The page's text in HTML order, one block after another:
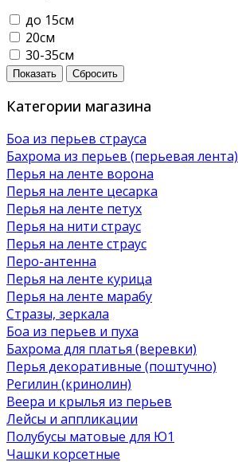
до 15см
20см
30-35см
Показать Сбросить
Категории магазина
Боа из перьев страуса
Бахрома из перьев (перьевая лента)
Перья на ленте ворона
Перья на ленте цесарка
Перья на ленте петух
Перья на нити страус
Перья на ленте страус
Перо-антенна
Перья на ленте курица
Перья на ленте марабу
Стразы, зеркала
Боа из перьев и пуха
Бахрома для платья (веревки)
Перья декоративные (поштучно)
Регилин (кринолин)
Веера и крылья из перьев
Лейсы и аппликации
Полубусы матовые для Ю1
Чашки корсетные